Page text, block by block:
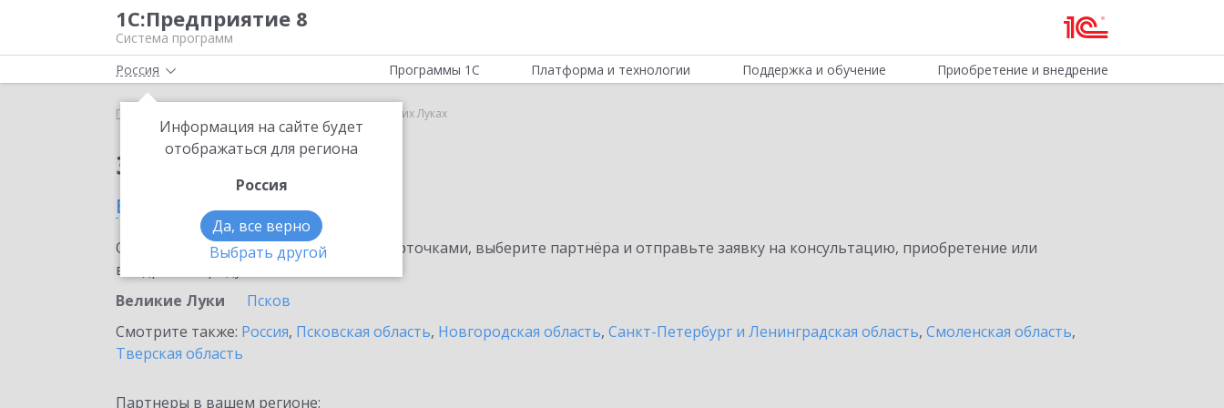
1С:Предприятие 8
Система программ
Россия
Информация на сайте будет
отображаться для региона
Россия
Да, все верно
Выбрать другой
Программы 1С Платформа и технологии Поддержка и обучение Приобретение и внедрение
Главная mag1c в Великих Луках
Заказать mag1c
в Великих Луках
Ознакомьтесь с информационными карточками, выберите партнёра и отправьте заявку на консультацию, приобретение или
внедрение продукта.
Великие Луки
Псков
Смотрите также: Россия, Псковская область, Новгородская область, Санкт-Петербург и Ленинградская область, Смоленская область,
Тверская область
Партнеры в вашем регионе: